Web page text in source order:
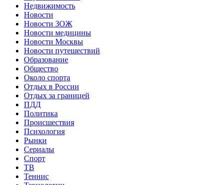
Недвижимость
Новости
Новости ЗОЖ
Новости медицины
Новости Москвы
Новости путешествий
Образование
Общество
Около спорта
Отдых в России
Отдых за границей
ПДД
Политика
Происшествия
Психология
Рынки
Сериалы
Спорт
ТВ
Теннис